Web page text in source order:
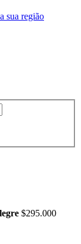
sua região
$295.000